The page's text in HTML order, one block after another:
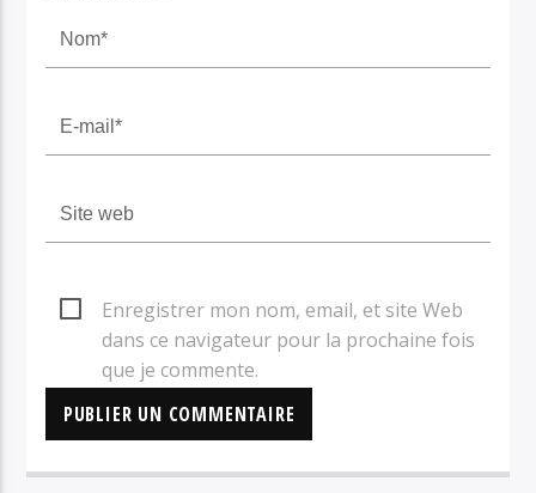
Enregistrer mon nom, email, et site Web
dans ce navigateur pour la prochaine fois
que je commente.